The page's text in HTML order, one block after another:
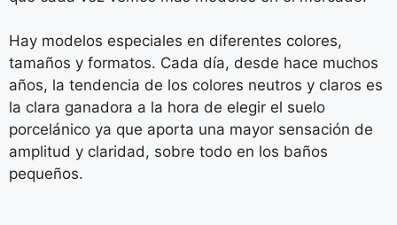
Hay modelos especiales en diferentes colores,
tamaños y formatos. Cada día, desde hace muchos
años, la tendencia de los colores neutros y claros es
la clara ganadora a la hora de elegir el suelo
porcelánico ya que aporta una mayor sensación de
amplitud y claridad, sobre todo en los baños
pequeños.